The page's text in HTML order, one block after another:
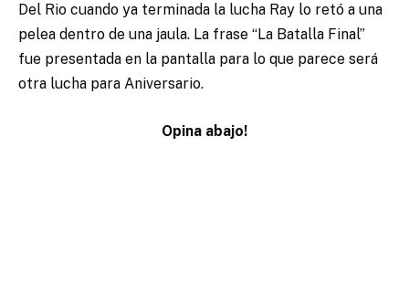
Del Rio cuando ya terminada la lucha Ray lo retó a una
pelea dentro de una jaula. La frase “La Batalla Final”
fue presentada en la pantalla para lo que parece será
otra lucha para Aniversario.
Opina abajo!